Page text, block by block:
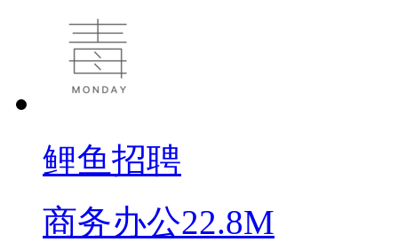
鲤鱼招聘
商务办公22.8M